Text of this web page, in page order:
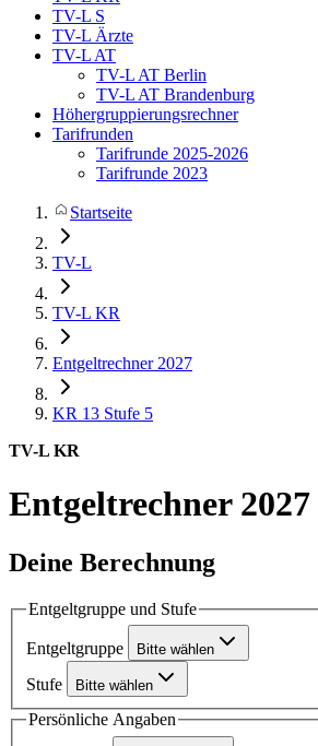
TV-L S
TV-L Ärzte
TV-L AT
TV-L AT Berlin
TV-L AT Brandenburg
Höhergruppierungsrechner
Tarifrunden
Tarifrunde 2025-2026
Tarifrunde 2023
Startseite
TV-L
TV-L KR
Entgeltrechner 2027
KR 13 Stufe 5
TV-L KR
Entgeltrechner 2027
Deine Berechnung
Entgeltgruppe und Stufe
Entgeltgruppe Bitte wählen
Stufe Bitte wählen
Persönliche Angaben